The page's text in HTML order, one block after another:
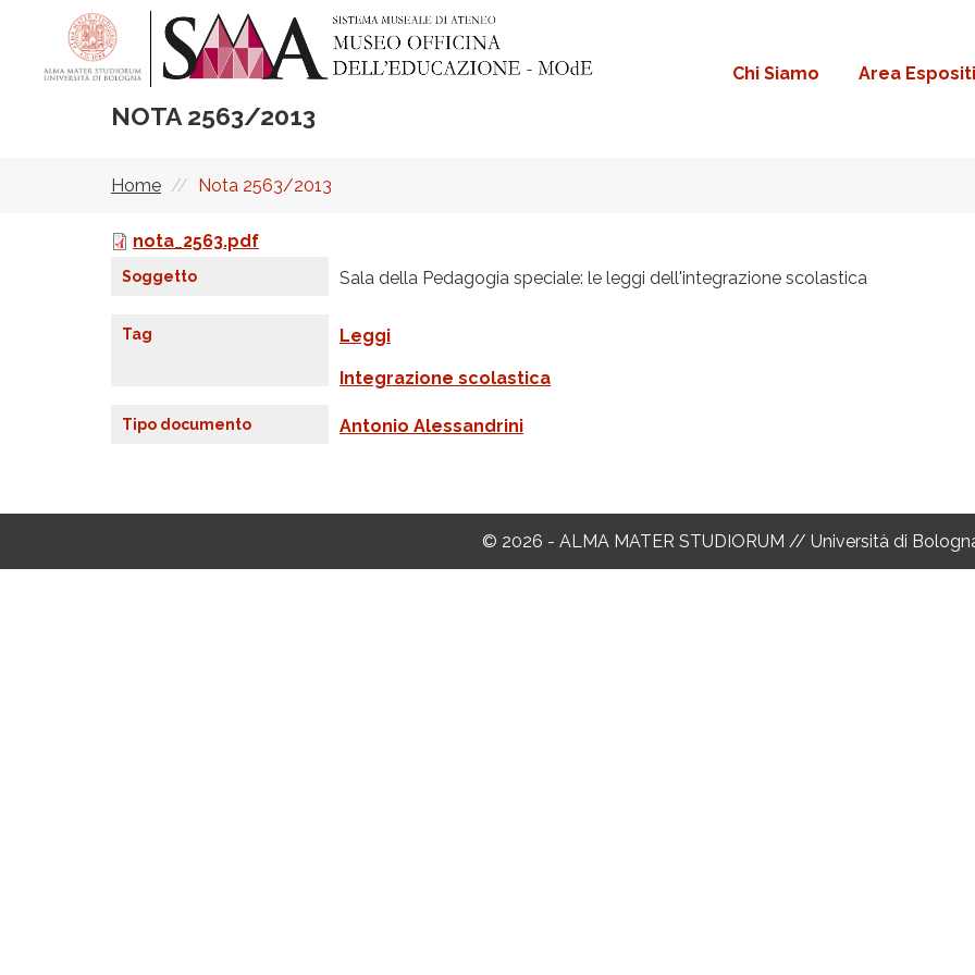
contenuto
principale
Navigazione
Chi Siamo Area
NOTA 2563/2013
Briciole
di
pane
Home Nota 2563/2013
F
i
l
nota_2563.pdf
Soggetto Sala della Pedagogia speciale: le leggi dell'integrazione scolastica
Tag Leggi
Integrazione scolastica
Tipo documento Antonio Alessandrini
© 2026 - ALMA MATER STUDIORUM // Università di